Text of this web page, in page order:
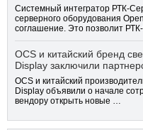
Системный интегратор РТК-
серверного оборудования
соглашение. Это позволит
OCS и китайский бренд
Display заключили
OCS и китайский
Display объявили о начале
вендору открыть новые …